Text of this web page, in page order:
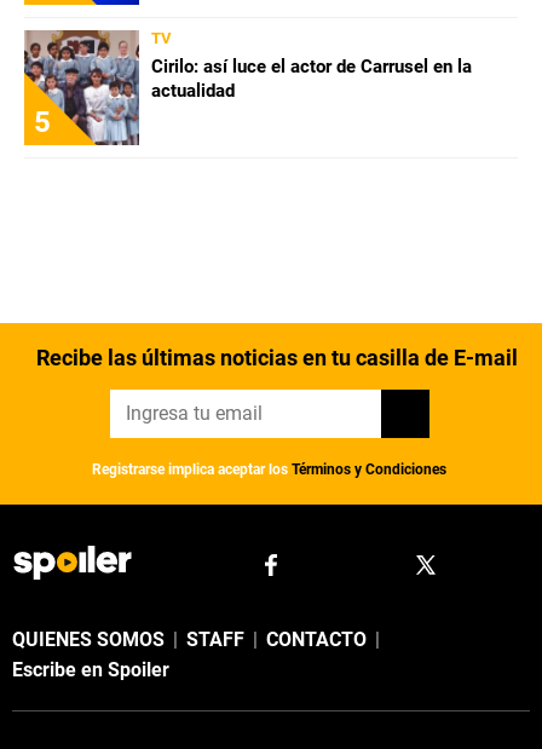
5
TV
Cirilo: así luce el actor de Carrusel en la
actualidad
Recibe las últimas noticias en tu casilla de E-mail
Registrarse implica aceptar los Términos y Condiciones
QUIENES SOMOS | STAFF | CONTACTO |
Escribe en Spoiler